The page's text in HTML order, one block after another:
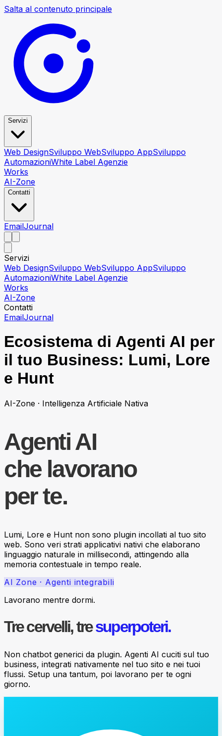
Salta al contenuto principale
Servizi
Web DesignSviluppo WebSviluppo AppSviluppo
AutomazioniWhite Label Agenzie
Works
AI-Zone
Contatti
EmailJournal
Servizi
Web DesignSviluppo WebSviluppo AppSviluppo
AutomazioniWhite Label Agenzie
Works
AI-Zone
Contatti
EmailJournal
Ecosistema di Agenti AI per
il tuo Business: Lumi, Lore
e Hunt
AI-Zone · Intelligenza Artificiale Nativa
Agenti AI
che lavorano
per te.
Lumi, Lore e Hunt non sono plugin incollati al tuo sito
web. Sono veri strati applicativi nativi che elaborano
linguaggio naturale in millisecondi, attingendo alla
memoria contestuale in tempo reale.
AI Zone · Agenti integrabili
Lavorano mentre dormi.
Tre cervelli, tresuperpoteri.
Non chatbot generici da plugin. Agenti AI cuciti sul tuo
business, integrati nativamente nel tuo sito e nei tuoi
flussi. Setup una tantum, poi lavorano per te ogni
giorno.